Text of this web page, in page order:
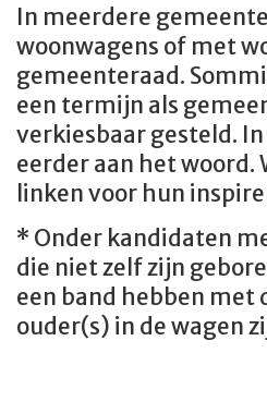
In meerdere
woonwagens of met
gemeenteraad.
een termijn als
verkiesbaar gesteld.
eerder aan het woord.
linken voor hun
* Onder kandidaten
die niet zelf zijn
een band hebben met
ouder(s) in de wagen